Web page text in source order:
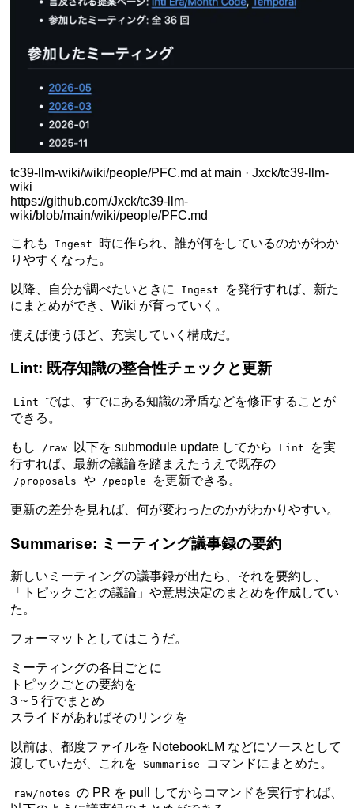
tc39-llm-wiki/wiki/people/PFC.md at main · Jxck/tc39-llm-
wiki
https://github.com/Jxck/tc39-llm-
wiki/blob/main/wiki/people/PFC.md
これも Ingest
時に作られ、誰が何をしているのかがわか
りやすくなった。
以降、自分が調べたいときに Ingest
を発行すれば、新た
にまとめができ、Wiki が育っていく。
使えば使うほど、充実していく構成だ。
Lint: 既存知識の整合性チェックと更新
Lint
では、すでにある知識の矛盾などを修正することが
できる。
もし /raw 以下を submodule update してから Lint
を実
行すれば、最新の議論を踏まえたうえで既存の
/proposals や /people を更新できる。
更新の差分を見れば、何が変わったのかがわかりやすい。
Summarise: ミーティング議事録の要約
新しいミーティングの議事録が出たら、それを要約し、
「トピックごとの議論」や意思決定のまとめを作成してい
た。
フォーマットとしてはこうだ。
ミーティングの各日ごとに
トピックごとの要約を
3 ~ 5 行でまとめ
スライドがあればそのリンクを
以前は、都度ファイルを NotebookLM などにソースとして
渡していたが、これを
Summarise コマンドにまとめた。
raw/notes の PR を pull してからコマンドを実行すれば、